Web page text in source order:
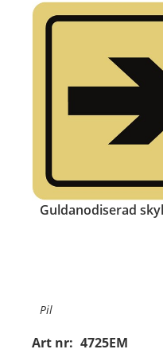
Guldanodiserad
Art nr: 4725EM
Pil
Material: